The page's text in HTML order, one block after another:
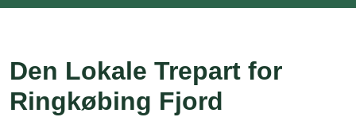
Den Lokale Trepart for
Ringkøbing Fjord